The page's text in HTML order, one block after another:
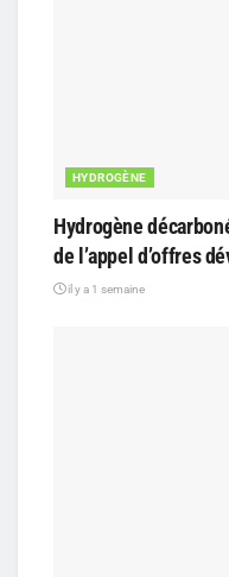
HYDROGÈNE
Hydrogène
de l’appel d’offres
il y a 1 semaine